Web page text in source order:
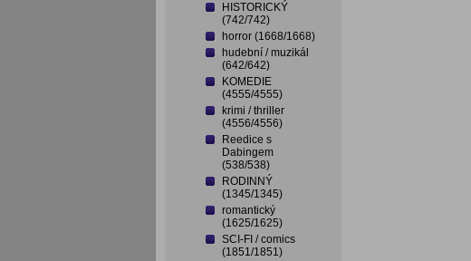
HISTORICKÝ
(742/742)
horror (1668/1668)
hudební / muzikál
(642/642)
KOMEDIE
(4555/4555)
krimi / thriller
(4556/4556)
Reedice s
Dabingem
(538/538)
RODINNÝ
(1345/1345)
romantický
(1625/1625)
SCI-FI / comics
(1851/1851)